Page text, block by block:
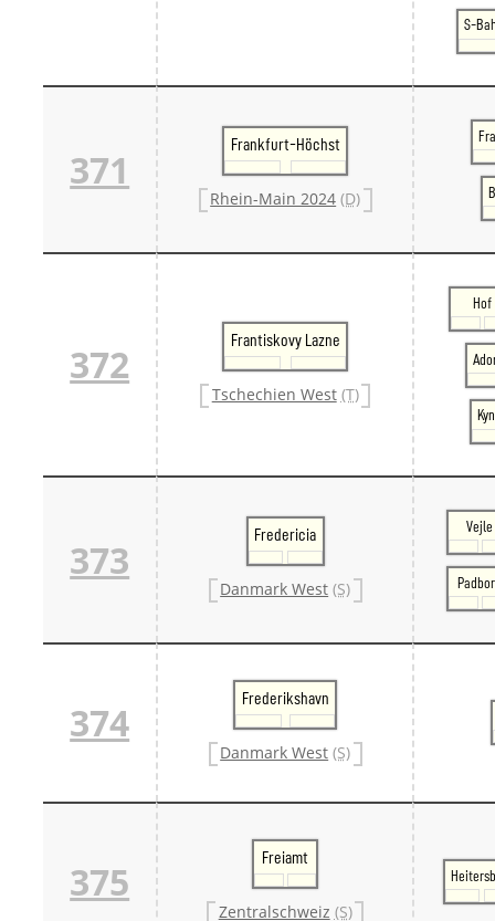
S-
371
Frankfurt-Höchst
Rhein-Main 2024 (D)
372
Frantiskovy Lazne
Tschechien West (T)
Hof
373
Fredericia
Danmark West (S)
Vejle
374
Frederikshavn
Danmark West (S)
375
Freiamt
Zentralschweiz (S)